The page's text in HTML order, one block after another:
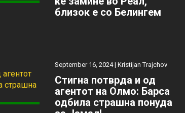
близок е со Белингем
September 16, 2024 | Kristijan Trajchov
Стигна потврда и од
агентот на Олмо: Барса
одбила страшна понуда